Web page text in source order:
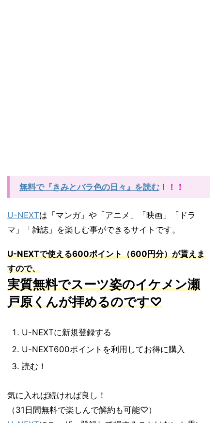
無料で『きみとバラ色の日々』を読む ！！！
U-NEXTは「マンガ」や「アニメ」「映画」「ドラ
マ」「雑誌」を楽しむ事ができるサイトです。
U-NEXTで使える600ポイント（600円分）が貰えま
すので、
実質無料でスーツ姿のイケメン瀬
戸原くんが拝めるのです♡
U-NEXTに新規登録する
U-NEXT600ポイントを利用してお得に購入
読む！
気に入れば続ければ良し！
（31日間無料で楽しんで解約も可能♡）